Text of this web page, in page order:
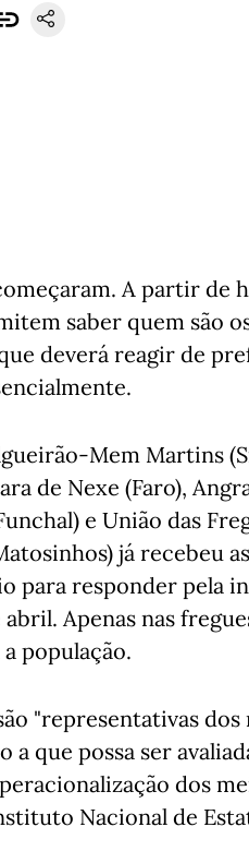
A partir de
saber quem são
deverá reagir de
Mem Martins
de Nexe (Faro),
e União das
já recebeu
para responder pela
Apenas nas
população.
"representativas
a que possa ser
dos
Nacional de